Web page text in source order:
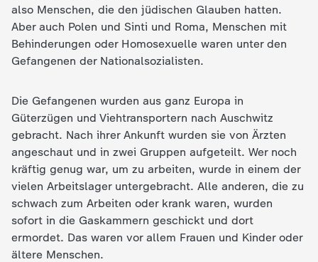
also Menschen, die den jüdischen Glauben hatten.
Aber auch Polen und Sinti und Roma, Menschen mit
Behinderungen oder Homosexuelle waren unter den
Gefangenen der Nationalsozialisten.
Die Gefangenen wurden aus ganz Europa in
Güterzügen und Viehtransportern nach Auschwitz
gebracht. Nach ihrer Ankunft wurden sie von Ärzten
angeschaut und in zwei Gruppen aufgeteilt. Wer noch
kräftig genug war, um zu arbeiten, wurde in einem der
vielen Arbeitslager untergebracht. Alle anderen, die zu
schwach zum Arbeiten oder krank waren, wurden
sofort in die Gaskammern geschickt und dort
ermordet. Das waren vor allem Frauen und Kinder oder
ältere Menschen.